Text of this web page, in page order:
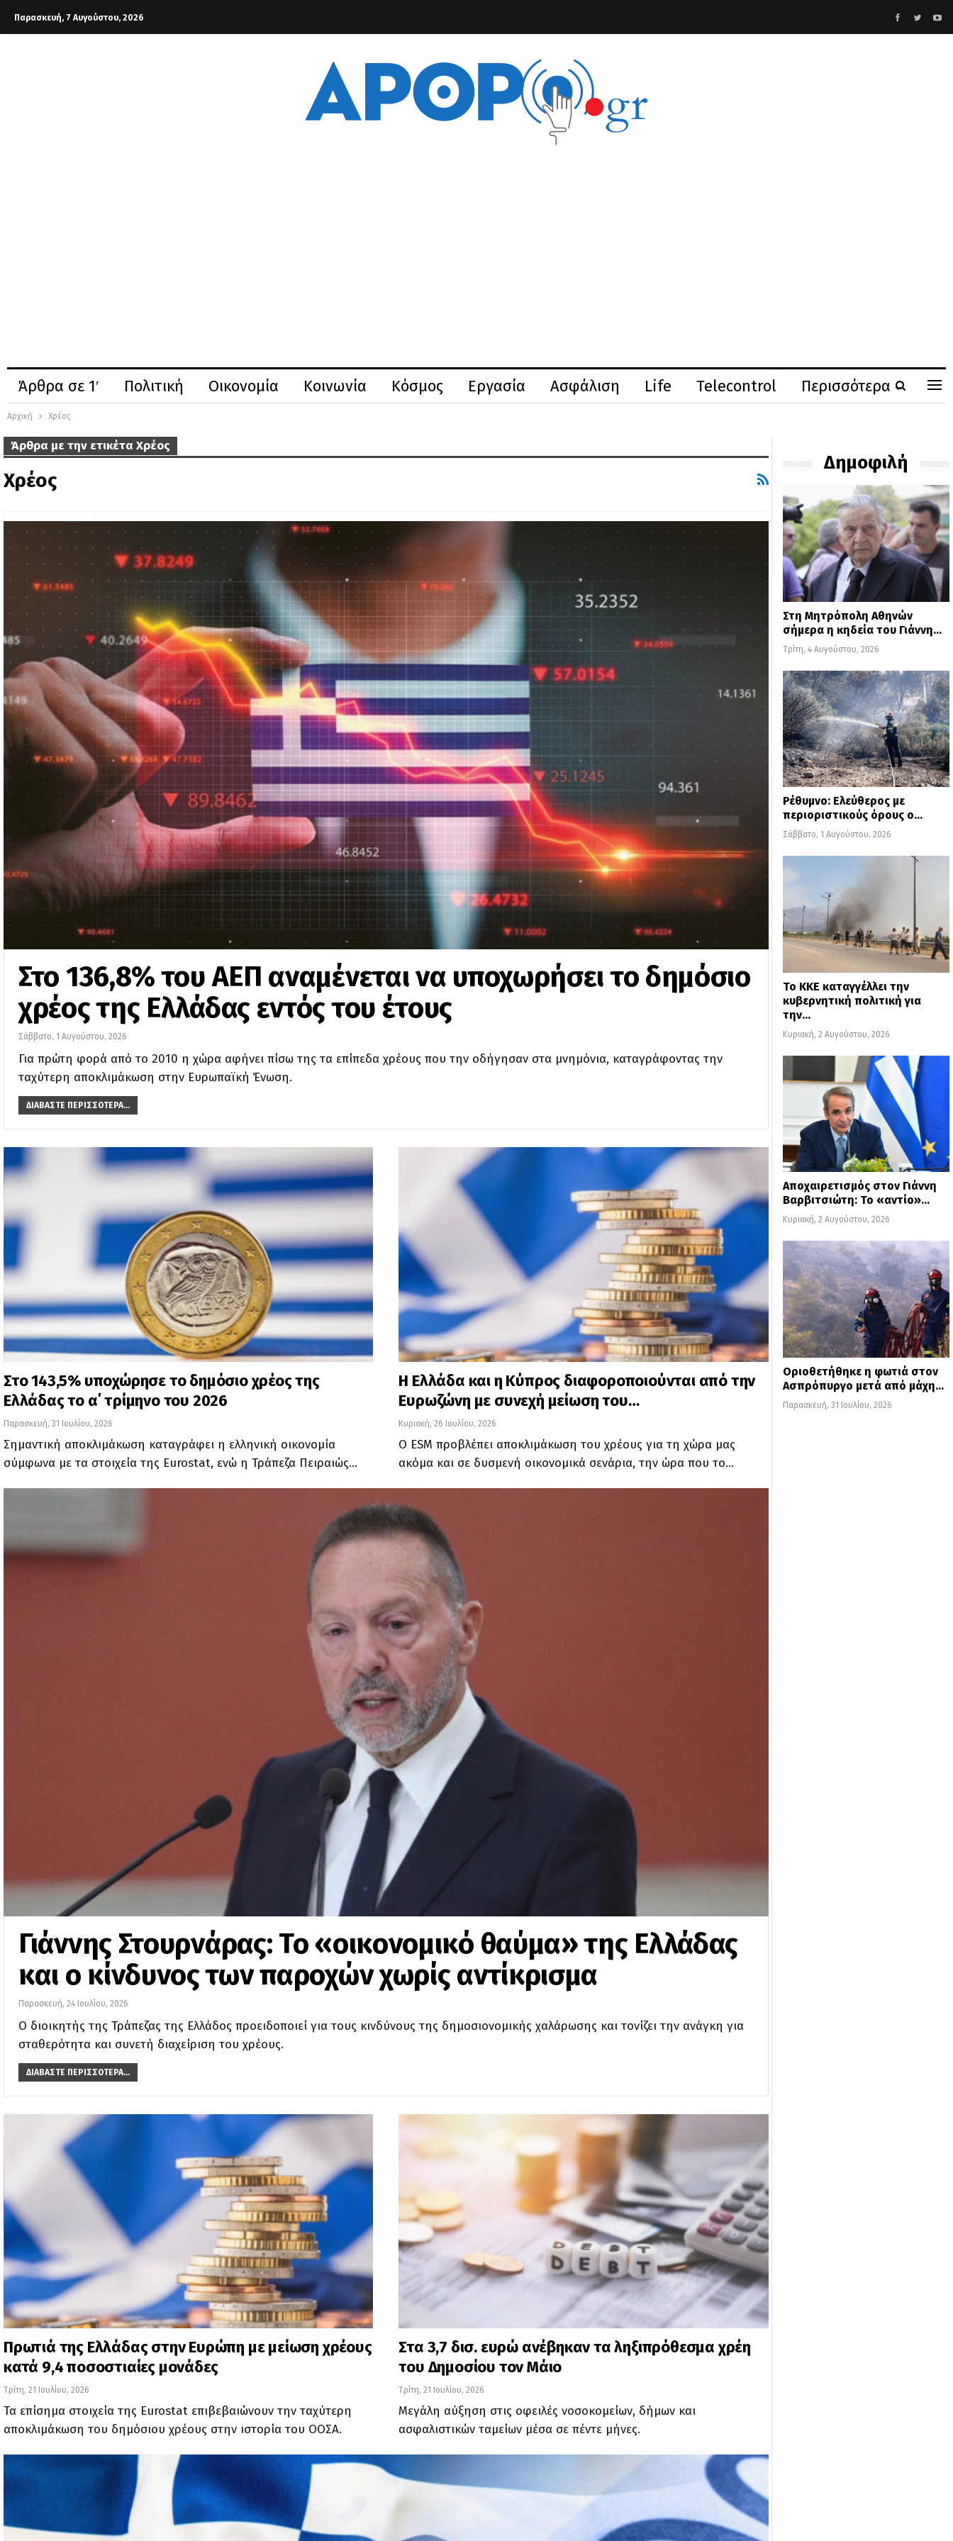
Παρασκευή, 7 Αυγούστου, 2026
Άρθρα σε 1′ Πολιτική Οικονομία Κοινωνία Κόσμος Εργασία Ασφάλιση Life Telecontrol Περισσότερα
Αρχική Χρέος
Άρθρα με την ετικέτα Χρέος
Χρέος
Στο 136,8% του ΑΕΠ αναμένεται να υποχωρήσει το δημόσιο
χρέος της Ελλάδας εντός του έτους
Σάββατο, 1 Αυγούστου, 2026
Για πρώτη φορά από το 2010 η χώρα αφήνει πίσω της τα επίπεδα χρέους που την οδήγησαν στα μνημόνια, καταγράφοντας την
ταχύτερη αποκλιμάκωση στην Ευρωπαϊκή Ένωση.
ΔΙΑΒΆΣΤΕ ΠΕΡΙΣΣΌΤΕΡΑ...
Στο 143,5% υποχώρησε το δημόσιο χρέος της
Ελλάδας το α΄ τρίμηνο του 2026
Παρασκευή, 31 Ιουλίου, 2026
Σημαντική αποκλιμάκωση καταγράφει η ελληνική οικονομία
σύμφωνα με τα στοιχεία της Eurostat, ενώ η Τράπεζα Πειραιώς…
Η Ελλάδα και η Κύπρος διαφοροποιούνται από την
Ευρωζώνη με συνεχή μείωση του…
Κυριακή, 26 Ιουλίου, 2026
Ο ESM προβλέπει αποκλιμάκωση του χρέους για τη χώρα μας
ακόμα και σε δυσμενή οικονομικά σενάρια, την ώρα που το…
Γιάννης Στουρνάρας: Το «οικονομικό θαύμα» της Ελλάδας
και ο κίνδυνος των παροχών χωρίς αντίκρισμα
Παρασκευή, 24 Ιουλίου, 2026
Ο διοικητής της Τράπεζας της Ελλάδος προειδοποιεί για τους κινδύνους της δημοσιονομικής χαλάρωσης και τονίζει την ανάγκη για
σταθερότητα και συνετή διαχείριση του χρέους.
ΔΙΑΒΆΣΤΕ ΠΕΡΙΣΣΌΤΕΡΑ...
Πρωτιά της Ελλάδας στην Ευρώπη με μείωση χρέους
κατά 9,4 ποσοστιαίες μονάδες
Τρίτη, 21 Ιουλίου, 2026
Τα επίσημα στοιχεία της Eurostat επιβεβαιώνουν την ταχύτερη
αποκλιμάκωση του δημόσιου χρέους στην ιστορία του ΟΟΣΑ.
Στα 3,7 δισ. ευρώ ανέβηκαν τα ληξιπρόθεσμα χρέη
του Δημοσίου τον Μάιο
Τρίτη, 21 Ιουλίου, 2026
Μεγάλη αύξηση στις οφειλές νοσοκομείων, δήμων και
ασφαλιστικών ταμείων μέσα σε πέντε μήνες.
Δημοφιλή
Στη Μητρόπολη Αθηνών
σήμερα η κηδεία του Γιάννη…
Τρίτη, 4 Αυγούστου, 2026
Ρέθυμνο: Ελεύθερος με
περιοριστικούς όρους ο…
Σάββατο, 1 Αυγούστου, 2026
Το ΚΚΕ καταγγέλλει την
κυβερνητική πολιτική για
την…
Κυριακή, 2 Αυγούστου, 2026
Αποχαιρετισμός στον Γιάννη
Βαρβιτσιώτη: Το «αντίο»…
Κυριακή, 2 Αυγούστου, 2026
Οριοθετήθηκε η φωτιά στον
Ασπρόπυργο μετά από μάχη…
Παρασκευή, 31 Ιουλίου, 2026